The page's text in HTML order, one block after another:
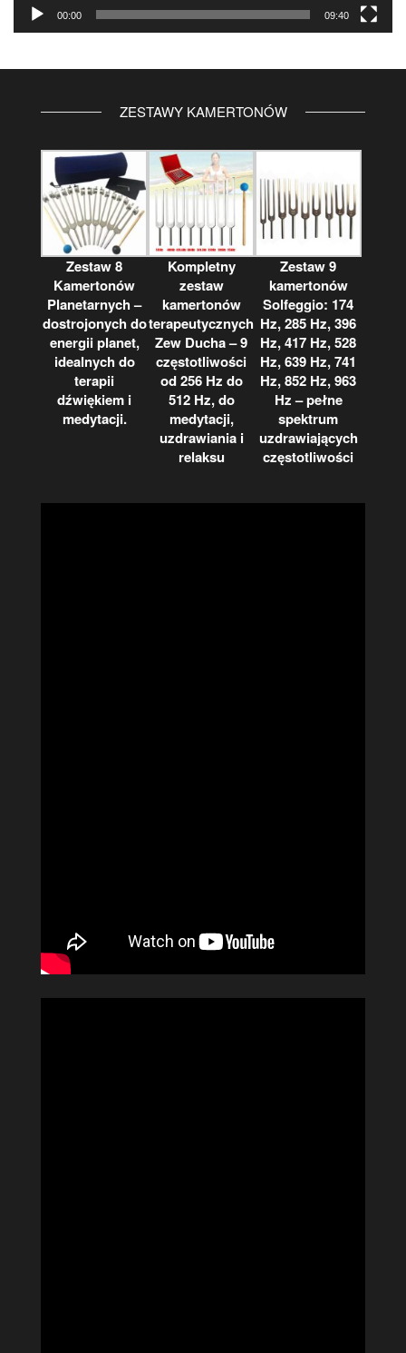
00:00 09:40
ZESTAWY KAMERTONÓW
Zestaw 8
Kamertonów
Planetarnych –
dostrojonych do
energii planet,
idealnych do
terapii
dźwiękiem i
medytacji.
Kompletny
zestaw
kamertonów
terapeutycznych
Zew Ducha – 9
częstotliwości
od 256 Hz do
512 Hz, do
medytacji,
uzdrawiania i
relaksu
Zestaw 9
kamertonów
Solfeggio: 174
Hz, 285 Hz, 396
Hz, 417 Hz, 528
Hz, 639 Hz, 741
Hz, 852 Hz, 963
Hz – pełne
spektrum
uzdrawiających
częstotliwości